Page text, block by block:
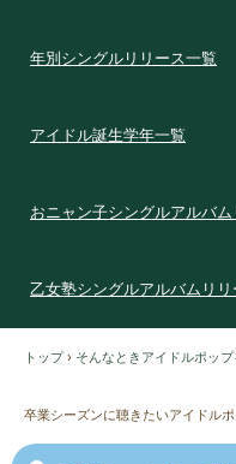
年別シングルリリース一覧
アイドル誕生学年一覧
おニャン子シングルアルバム
乙女塾シングルアルバムリリ
トップ › そんなときアイドルポッ
卒業シーズンに聴きたいアイドル